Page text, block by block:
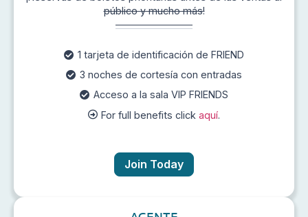
público y mucho más!
1 tarjeta de identificación de FRIEND
3 noches de cortesía con entradas
Acceso a la sala VIP FRIENDS
For full benefits clickaquí.
Join Today